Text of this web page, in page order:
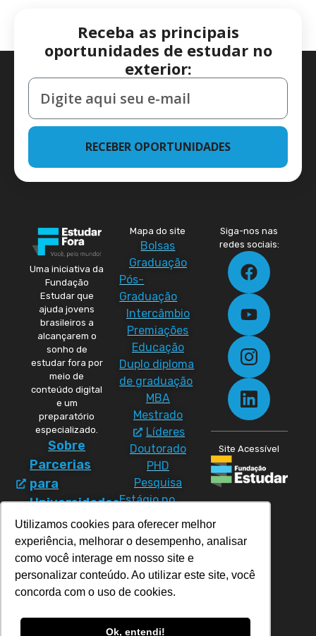
Utilizamos cookies para oferecer melhor
experiência, melhorar o desempenho, analisar
como você interage em nosso site e
personalizar conteúdo. Ao utilizar este site, você
concorda com o uso de cookies.
Ok, entendi!
Receba as principais
oportunidades de estudar no
exterior:
RECEBER OPORTUNIDADES
Uma iniciativa da
Fundação
Estudar que
ajuda jovens
brasileiros a
alcançarem o
sonho de
estudar fora por
meio de
conteúdo digital
e um
preparatório
especializado.
Sobre
Parcerias
para
Universidades
Política
de
Direitos
Política de
Privacidade
Mapa do site
Bolsas
Graduação
Pós-
Graduação
Intercâmbio
Premiações
Educação
Duplo diploma
de graduação
MBA
Mestrado
Líderes
Doutorado
PHD
Pesquisa
Estágio no
exterior
Materiais
Cursos
CC50
Prep
Prep Pós-
Siga-nos nas
redes sociais:
Site Acessível